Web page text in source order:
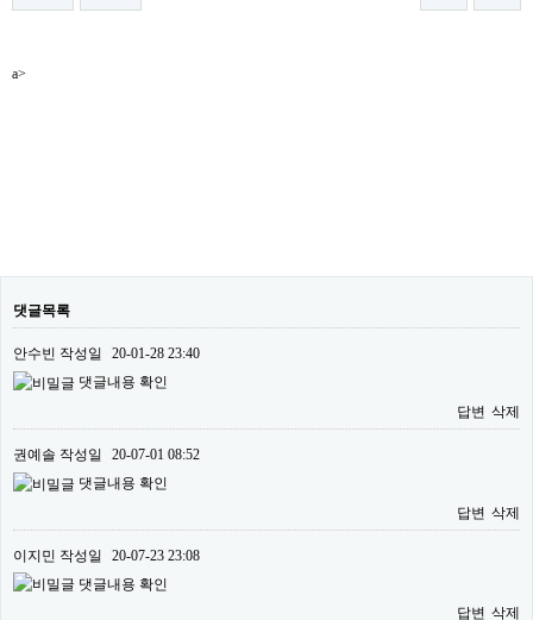
a>
댓글목록
안수빈 작성일
20-01-28 23:40
댓글내용 확인
답변 삭제
권예솔 작성일
20-07-01 08:52
댓글내용 확인
답변 삭제
이지민 작성일
20-07-23 23:08
댓글내용 확인
답변 삭제